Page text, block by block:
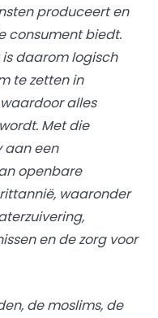
produceert en
consument biedt.
daarom logisch
te zetten in
alles
Met die
aan een
openbare
waaronder
en de zorg voor
de moslims, de